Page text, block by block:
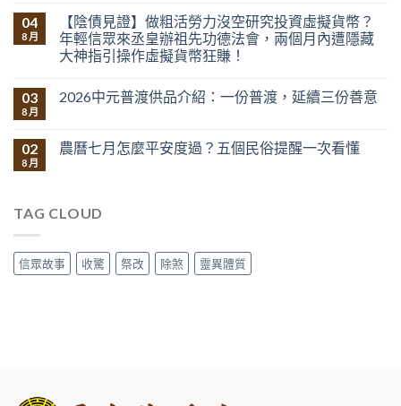
04
8 月
【陰債見證】做粗活勞力沒空研究投資虛擬貨幣？
年輕信眾來丞皇辦祖先功德法會，兩個月內遭隱藏
大神指引操作虛擬貨幣狂賺！
03
8 月
2026中元普渡供品介紹：一份普渡，延續三份善意
02
8 月
農曆七月怎麼平安度過？五個民俗提醒一次看懂
TAG CLOUD
信眾故事 收驚 祭改 除煞 靈異體質